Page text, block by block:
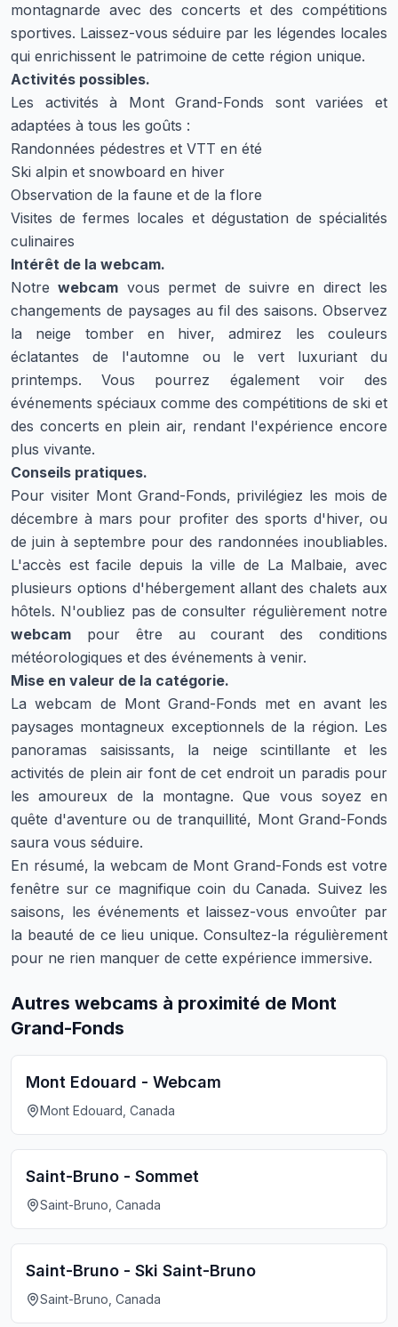
montagnarde avec des concerts et des compétitions
sportives. Laissez-vous séduire par les légendes locales
qui enrichissent le patrimoine de cette région unique.
Activités possibles.
Les activités à Mont Grand-Fonds sont variées et
adaptées à tous les goûts :
Randonnées pédestres et VTT en été
Ski alpin et snowboard en hiver
Observation de la faune et de la flore
Visites de fermes locales et dégustation de spécialités
culinaires
Intérêt de la webcam.
Notrewebcam vous permet de suivre en direct les
changements de paysages au fil des saisons. Observez
la neige tomber en hiver, admirez les couleurs
éclatantes de l'automne ou le vert luxuriant du
printemps. Vous pourrez également voir des
événements spéciaux comme des compétitions de ski et
des concerts en plein air, rendant l'expérience encore
plus vivante.
Conseils pratiques.
Pour visiter Mont Grand-Fonds, privilégiez les mois de
décembre à mars pour profiter des sports d'hiver, ou
de juin à septembre pour des randonnées inoubliables.
L'accès est facile depuis la ville de La Malbaie, avec
plusieurs options d'hébergement allant des chalets aux
hôtels. N'oubliez pas de consulter régulièrement notre
webcam pour être au courant des conditions
météorologiques et des événements à venir.
Mise en valeur de la catégorie.
La webcam de Mont Grand-Fonds met en avant les
paysages montagneux exceptionnels de la région. Les
panoramas saisissants, la neige scintillante et les
activités de plein air font de cet endroit un paradis pour
les amoureux de la montagne. Que vous soyez en
quête d'aventure ou de tranquillité, Mont Grand-Fonds
saura vous séduire.
En résumé, la webcam de Mont Grand-Fonds est votre
fenêtre sur ce magnifique coin du Canada. Suivez les
saisons, les événements et laissez-vous envoûter par
la beauté de ce lieu unique. Consultez-la régulièrement
pour ne rien manquer de cette expérience immersive.
Autres webcams à proximité de Mont
Grand-Fonds
Mont Edouard - Webcam
Mont Edouard, Canada
Saint-Bruno - Sommet
Saint-Bruno, Canada
Saint-Bruno - Ski Saint-Bruno
Saint-Bruno, Canada